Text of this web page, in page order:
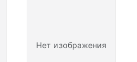
Нет изображения